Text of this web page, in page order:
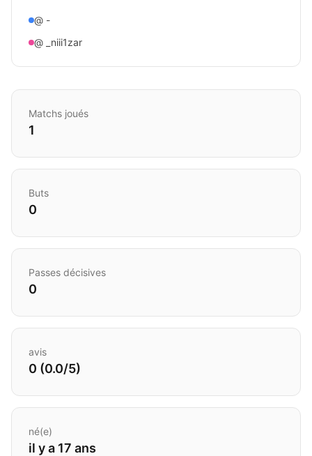
@ -
@ _niii1zar
Matchs joués
1
Buts
0
Passes décisives
0
avis
0 (0.0/5)
né(e)
il y a 17 ans